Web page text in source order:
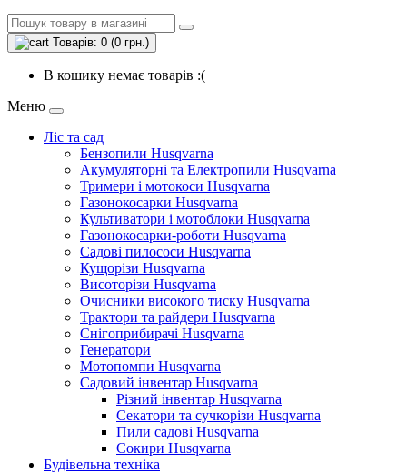
Товарів: 0 (0 грн.)
В кошику немає товарів :(
Меню
Ліс та сад
Бензопили Husqvarna
Акумуляторні та Електропили Husqvarna
Тримери і мотокоси Husqvarna
Газонокосарки Husqvarna
Культиватори і мотоблоки Husqvarna
Газонокосарки-роботи Husqvarna
Садові пилососи Husqvarna
Кущорізи Husqvarna
Висоторізи Husqvarna
Очисники високого тиску Husqvarna
Трактори та райдери Husqvarna
Снігоприбирачі Husqvarna
Генератори
Мотопомпи Husqvarna
Садовий інвентар Husqvarna
Різний інвентар Husqvarna
Секатори та сучкорізи Husqvarna
Пили садові Husqvarna
Сокири Husqvarna
Будівельна техніка